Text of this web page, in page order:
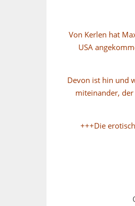
Von Kerlen hat
USA
Devon ist hin und
miteinander,
+++Die